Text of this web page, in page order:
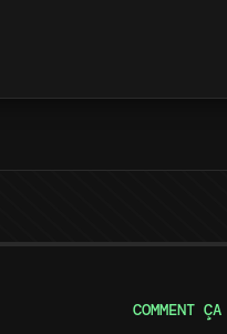
COMMENT